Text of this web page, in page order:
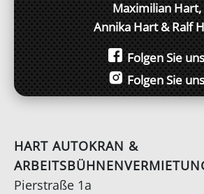
Maximilian Hart,
Annika Hart & Ralf
Folgen Sie uns
Folgen Sie uns
HART AUTOKRAN &
Pierstraße 1a